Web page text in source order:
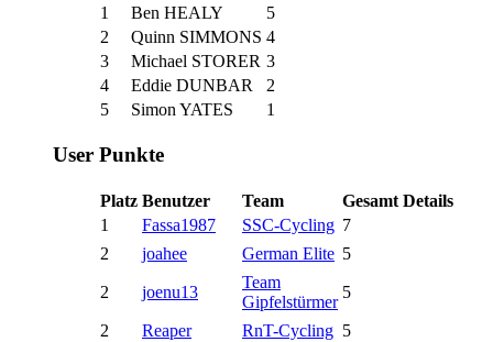
1 Ben HEALY
5
2
Quinn SIMMONS 4
3
Michael STORER 3
4
Eddie DUNBAR
2
5
Simon YATES 1
User Punkte
Platz Benutzer Team Gesamt Details
1
Fassa1987 SSC-Cycling 7
2
joahee German Elite 5
2 joenu13
Team
Gipfelstürmer
5
2 Reaper RnT-Cycling 5